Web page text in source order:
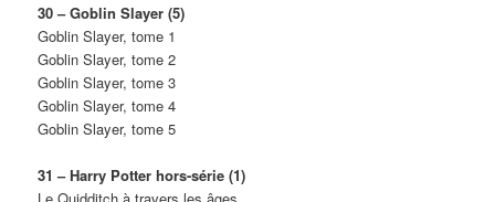
30 – Goblin Slayer (5)
Goblin Slayer, tome 1
Goblin Slayer, tome 2
Goblin Slayer, tome 3
Goblin Slayer, tome 4
Goblin Slayer, tome 5
31 – Harry Potter hors-série (1)